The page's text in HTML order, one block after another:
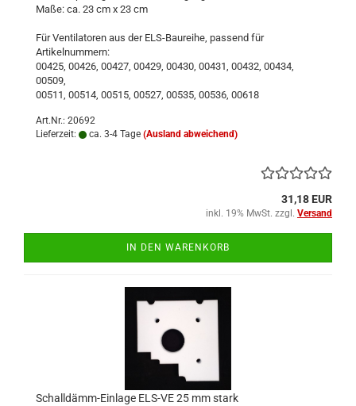
Maße: ca. 23 cm x 23 cm
Für Ventilatoren aus der ELS-Baureihe, passend für
Artikelnummern:
00425, 00426, 00427, 00429, 00430, 00431, 00432, 00434,
00509,
00511, 00514, 00515, 00527, 00535, 00536, 00618
Art.Nr.: 20692
Lieferzeit:
ca. 3-4 Tage (Ausland abweichend)
31,18 EUR
inkl. 19% MwSt. zzgl. Versand
IN DEN WARENKORB
Schalldämm-Einlage ELS-VE 25 mm stark